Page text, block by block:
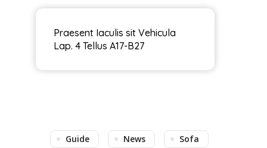
Praesent Iaculis sit Vehicula
Lap. 4 Tellus A17-B27
Guide News Sofa